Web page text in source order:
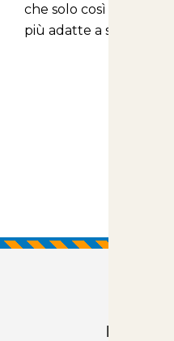
che solo così è
più adatte a soddisfare
Prodotti